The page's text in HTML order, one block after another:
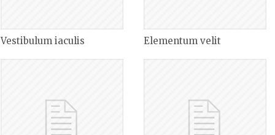
Vestibulum iaculis Elementum velit